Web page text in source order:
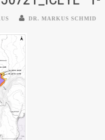
DR. MARKUS SCHMID